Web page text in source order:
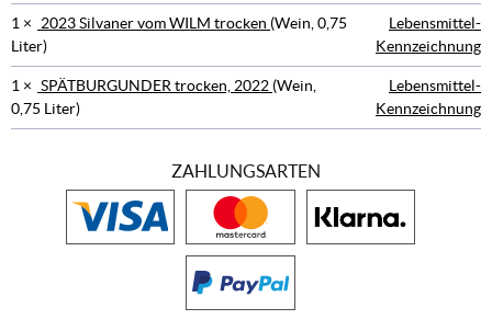
1 × 2023 Silvaner vom WILM trocken (Wein, 0,75
Liter)
Lebensmittel-
Kennzeichnung
1 × SPÄTBURGUNDER trocken, 2022 (Wein,
0,75 Liter)
Lebensmittel-
Kennzeichnung
ZAHLUNGSARTEN